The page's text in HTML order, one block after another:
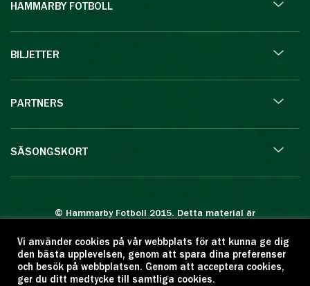
HAMMARBY FOTBOLL
BILJETTER
PARTNERS
SÄSONGSKORT
© Hammarby Fotboll 2015. Detta material är
Eftertryck eller annan kopiering är förbjuden.
Citera oss gärna men ange källan:
www.hammarbyfotboll.se. Ansvarig utgivare:
Vi använder cookies på vår webbplats för att kunna ge dig
den bästa upplevelsen, genom att spara dina preferenser
och besök på webbplatsen. Genom att acceptera cookies,
ger du ditt medtycke till samtliga cookies.